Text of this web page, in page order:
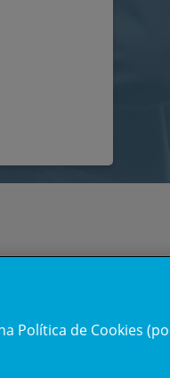
Política de Cookies